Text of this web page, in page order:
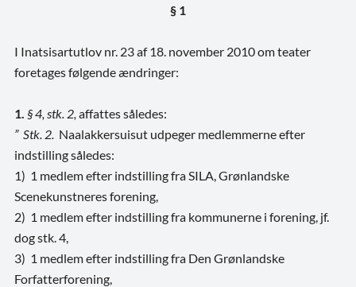
§ 1
I Inatsisartutlov nr. 23 af 18. november 2010 om teater
foretages følgende ændringer:
1. § 4, stk. 2, affattes således:
” Stk. 2. Naalakkersuisut udpeger medlemmerne efter
indstilling således:
1) 1 medlem efter indstilling fra SILA, Grønlandske
Scenekunstneres forening,
2) 1 medlem efter indstilling fra kommunerne i forening, jf.
dog stk. 4,
3) 1 medlem efter indstilling fra Den Grønlandske
Forfatterforening,